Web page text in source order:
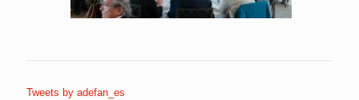
Tweets by adefan_es